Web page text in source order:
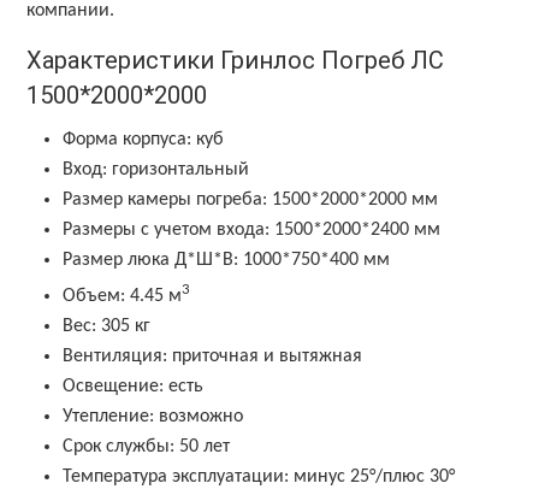
компании.
Характеристики Гринлос Погреб ЛС
1500*2000*2000
Форма корпуса: куб
Вход: горизонтальный
Размер камеры погреба: 1500*2000*2000 мм
Размеры с учетом входа: 1500*2000*2400 мм
Размер люка Д*Ш*В: 1000*750*400 мм
Объем:4.45 м3
Вес: 305 кг
Вентиляция: приточная и вытяжная
Освещение:есть
Утепление: возможно
Срок службы: 50 лет
Температура эксплуатации: минус 25°/плюс 30°